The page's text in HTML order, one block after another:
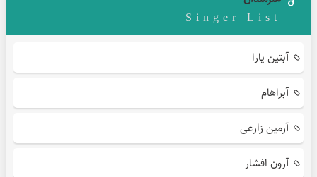
Singer List
آبتین یارا
آبراهام
آرمین زارعی
آرون افشار